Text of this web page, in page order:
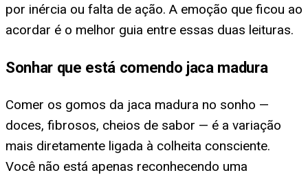
por inércia ou falta de ação. A emoção que ficou ao
acordar é o melhor guia entre essas duas leituras.
Sonhar que está comendo jaca madura
Comer os gomos da jaca madura no sonho —
doces, fibrosos, cheios de sabor — é a variação
mais diretamente ligada à colheita consciente.
Você não está apenas reconhecendo uma